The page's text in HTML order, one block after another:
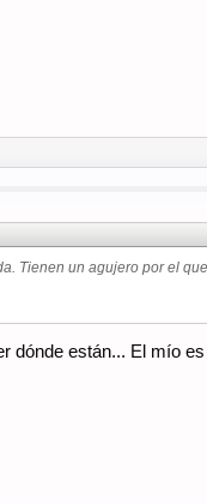
Tienen un agujero por el
dónde están... El mío